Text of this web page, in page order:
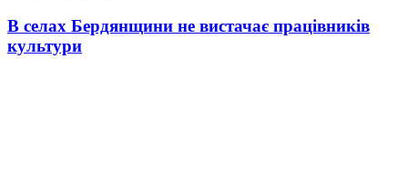
В селах Бердянщини не вистачає працівників
культури